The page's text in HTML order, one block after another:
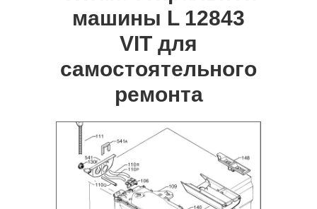
машины L 12843
VIT для
самостоятельного
ремонта